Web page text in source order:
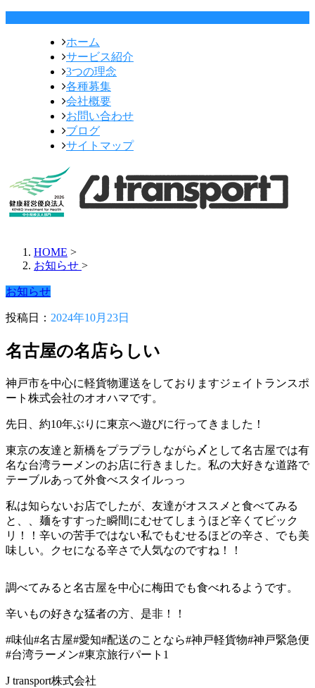
ホーム
サービス紹介
3つの理念
各種募集
会社概要
お問い合わせ
ブログ
サイトマップ
HOME >
お知らせ >
お知らせ
投稿日： 2024年10月23日
名古屋の名店らしい
神戸市を中心に軽貨物運送をしておりますジェイトランスポ
ート株式会社のオオハマです。
先日、約10年ぶりに東京へ遊びに行ってきました！
東京の友達と新橋をプラプラしながら〆として名古屋では有
名な台湾ラーメンのお店に行きました。私の大好きな道路で
テーブルあって外食べスタイルっっ
私は知らないお店でしたが、友達がオススメと食べてみる
と、、麺をすすった瞬間にむせてしまうほど辛くてビック
リ！！辛いの苦手ではない私でもむせるほどの辛さ、でも美
味しい。クセになる辛さで人気なのですね！！
調べてみると名古屋を中心に梅田でも食べれるようです。
辛いもの好きな猛者の方、是非！！
#味仙#名古屋#愛知#配送のことなら#神戸軽貨物#神戸緊急便
#台湾ラーメン#東京旅行パート1
J transport株式会社